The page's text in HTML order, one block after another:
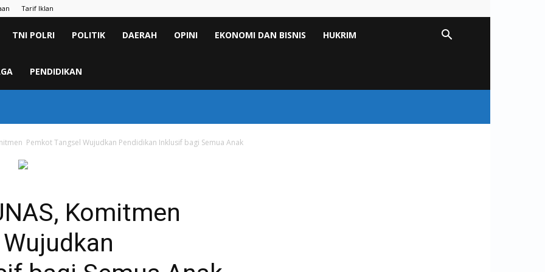
Tarif Iklan
TNI POLRI POLITIK DAERAH OPINI EKONOMI DAN BISNIS HUKRIM
PENDIDIKAN
Pemkot Tangsel Wujudkan Pendidikan Inklusif bagi Semua Anak
Komitmen